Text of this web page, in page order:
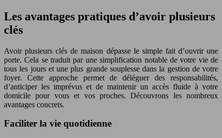
Les avantages pratiques d’avoir plusieurs
clés
Avoir plusieurs clés de maison dépasse le simple fait d’ouvrir une
porte. Cela se traduit par une simplification notable de votre vie de
tous les jours et une plus grande souplesse dans la gestion de votre
foyer. Cette approche permet de déléguer des responsabilités,
d’anticiper les imprévus et de maintenir un accès fluide à votre
domicile pour vous et vos proches. Découvrons les nombreux
avantages concrets.
Faciliter la vie quotidienne